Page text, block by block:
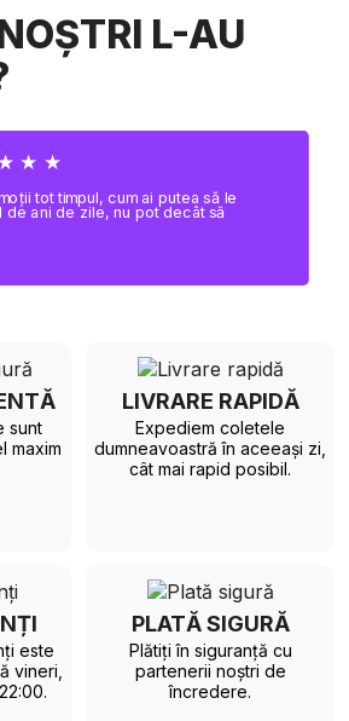
L-AU
★ ★
tot timpul, cum ai putea să le
de ani de zile, nu pot decât să
sunt
maxim
LIVRARE RAPIDĂ
Expediem coletele
dumneavoastră în aceeași zi,
cât mai rapid posibil.
este
vineri,
PLATĂ SIGURĂ
Plătiți în siguranță cu
partenerii noștri de
încredere.